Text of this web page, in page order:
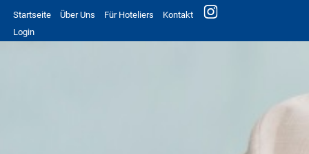
Startseite Über Uns Für Hoteliers
Kontakt
Login